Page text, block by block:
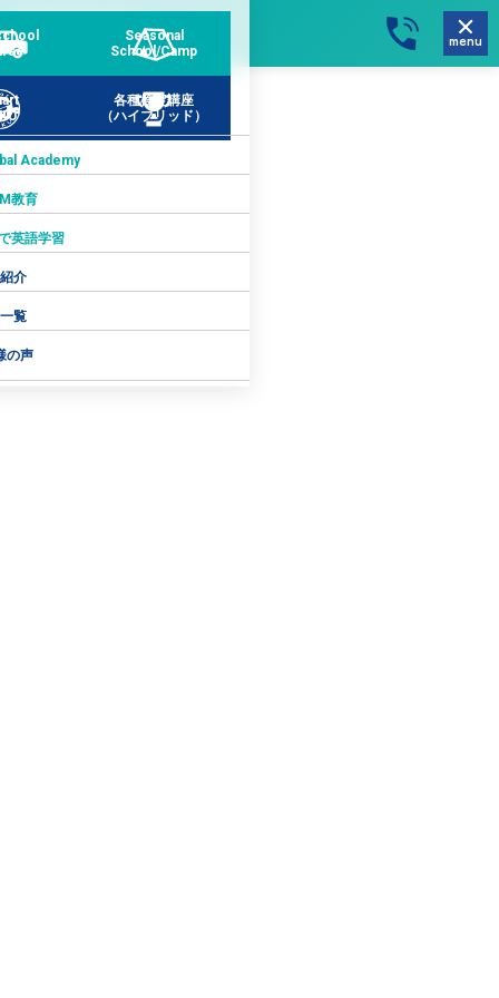
menu
Seasonal
School/Camp
各種検定講座
（ハイブリッド）
Academy
教育
英語学習
介
覧
の声